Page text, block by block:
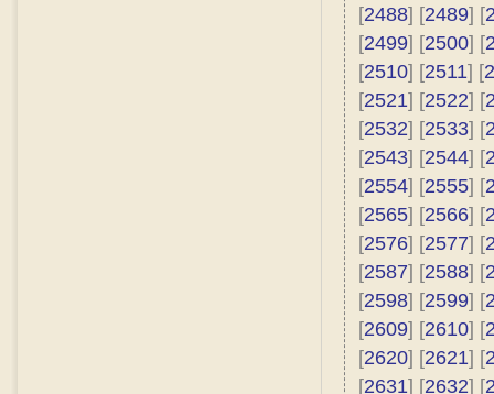
[2488] [2489] [
[2499] [2500] [
[2510] [2511] [
[2521] [2522] [
[2532] [2533] [
[2543] [2544] [
[2554] [2555] [
[2565] [2566] [
[2576] [2577] [
[2587] [2588] [
[2598] [2599] [
[2609] [2610] [
[2620] [2621] [
[2631] [2632] [